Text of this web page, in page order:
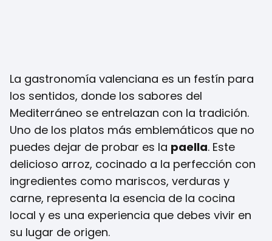
La gastronomía valenciana es un festín para
los sentidos, donde los sabores del
Mediterráneo se entrelazan con la tradición.
Uno de los platos más emblemáticos que no
puedes dejar de probar es la paella. Este
delicioso arroz, cocinado a la perfección con
ingredientes como mariscos, verduras y
carne, representa la esencia de la cocina
local y es una experiencia que debes vivir en
su lugar de origen.